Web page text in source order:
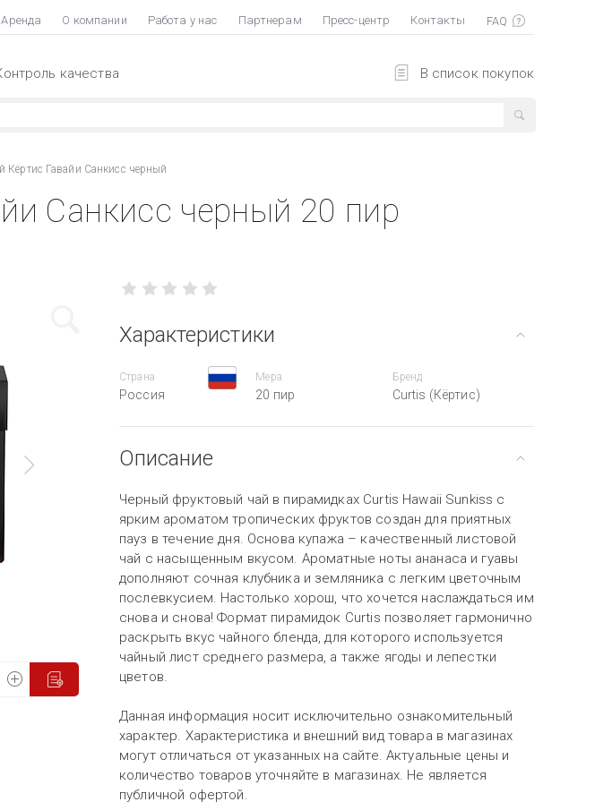
Аренда О компании Работа у нас Партнерам Пресс-центр Контакты
В список покупок
качества
Кёртис Гавайи Санкисс черный
Санкисс черный 20 пир
Характеристики
Страна
Россия
Мера
20 пир
Бренд
Curtis (Кёртис)
Описание
Черный фруктовый чай в пирамидках Curtis Hawaii Sunkiss с
ярким ароматом тропических фруктов создан для приятных
пауз в течение дня. Основа купажа – качественный листовой
чай с насыщенным вкусом. Ароматные ноты ананаса и гуавы
дополняют сочная клубника и земляника с легким цветочным
послевкусием. Настолько хорош, что хочется наслаждаться им
снова и снова! Формат пирамидок Curtis позволяет гармонично
раскрыть вкус чайного бленда, для которого используется
чайный лист среднего размера, а также ягоды и лепестки
цветов.
Данная информация носит исключительно ознакомительный
характер. Характеристика и внешний вид товара в магазинах
могут отличаться от указанных на сайте. Актуальные цены и
количество товаров уточняйте в магазинах. Не является
публичной офертой.